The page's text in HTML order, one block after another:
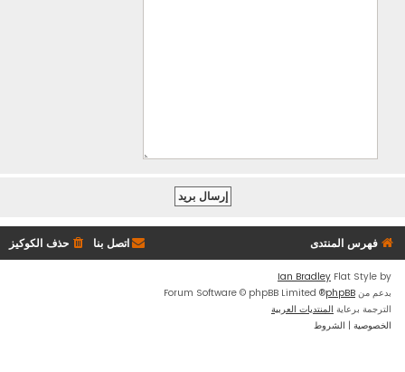
فهرس المنتدى حذف الكوكيز اتصل بنا
Flat Style by
Ian Bradley
بدعم من phpBB
® Forum Software © phpBB Limited
الترجمة برعاية المنتديات العربية
الخصوصية | الشروط